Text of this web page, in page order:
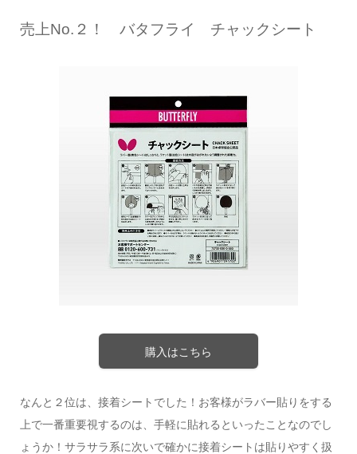
売上No.２！ バタフライ チャックシート
購入はこちら
なんと２位は、接着シートでした！お客様がラバー貼りをする
上で一番重要視するのは、手軽に貼れるといったことなのでし
ょうか！サラサラ系に次いで確かに接着シートは貼りやすく扱